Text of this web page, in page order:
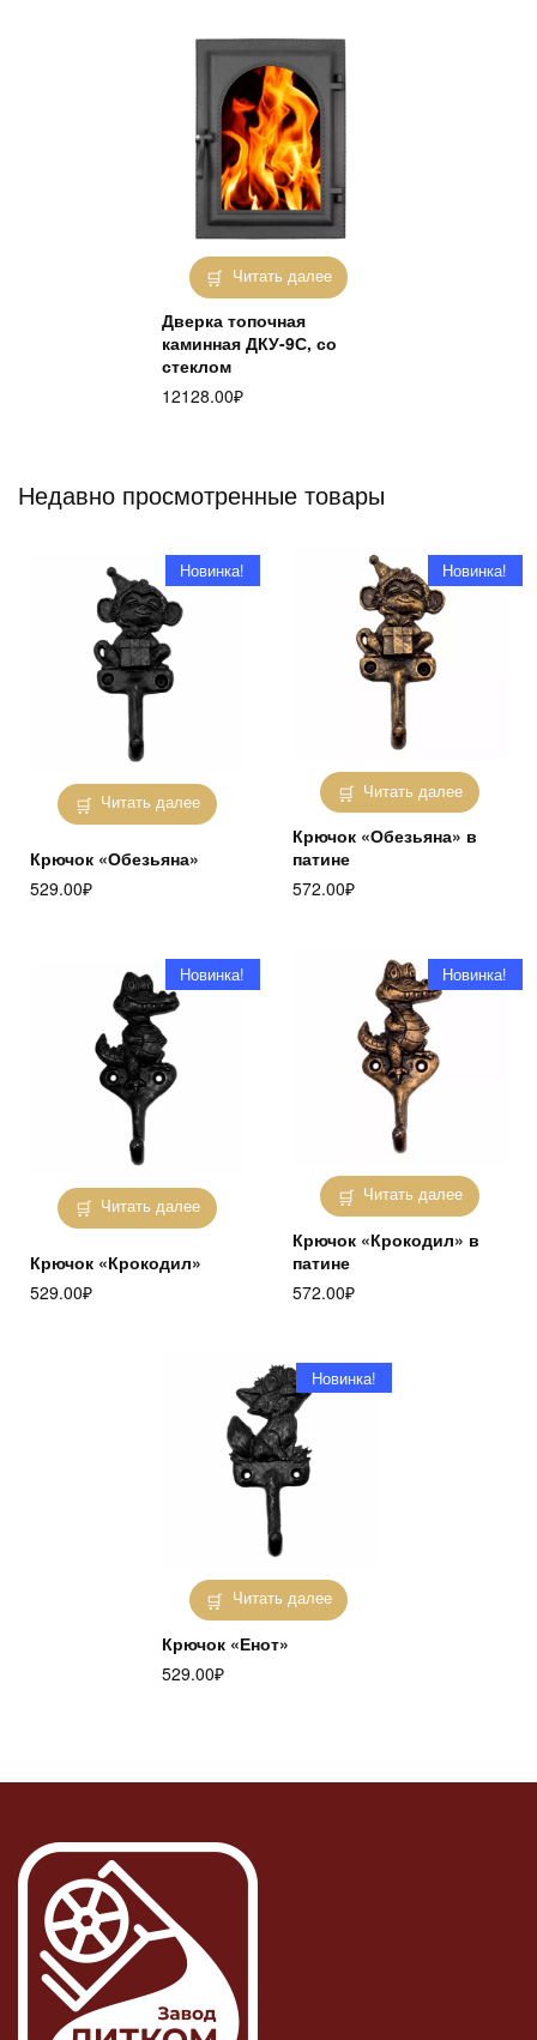
Читать далее
Дверка топочная
каминная ДКУ-9С, со
стеклом
12128.00₽
Недавно просмотренные товары
Читать далее
Новинка!
Крючок «Обезьяна»
529.00₽
Читать далее
Новинка!
Крючок «Обезьяна» в
патине
572.00₽
Читать далее
Новинка!
Крючок «Крокодил»
529.00₽
Читать далее
Новинка!
Крючок «Крокодил» в
патине
572.00₽
Читать далее
Новинка!
Крючок «Енот»
529.00₽